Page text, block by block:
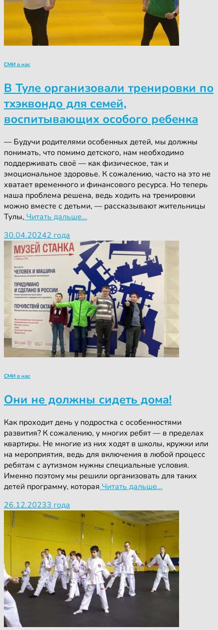
СМИ о нас
В Туле организовали тренировки по
тхэквондо для семей,
воспитывающих особого ребенка
— Будучи родителями особенных детей, мы должны
понимать, что помимо детского, нам необходимо
поддерживать своё — как физическое, так и
эмоциональное здоровье. К сожалению, часто на это не
хватает временного и финансового ресурса. Но теперь
наша проблема решена, ведь ходить на тренировки
можно вместе с детьми, — рассказывают жительницы
Тулы, Читать дальше…
30.04.20242 года
СМИ о нас
Они не должны сидеть дома!
Как проходит день у подростка с особенностями
развития? К сожалению, у многих ребят — в пределах
квартиры. Не многие из них ходят в школы, кружки или
на мероприятия, ведь для включения в любой процесс
ребятам с аутизмом нужны специальные условия.
Именно поэтому мы решили организовать для таких
детей программу, которая Читать дальше…
26.12.20233 года